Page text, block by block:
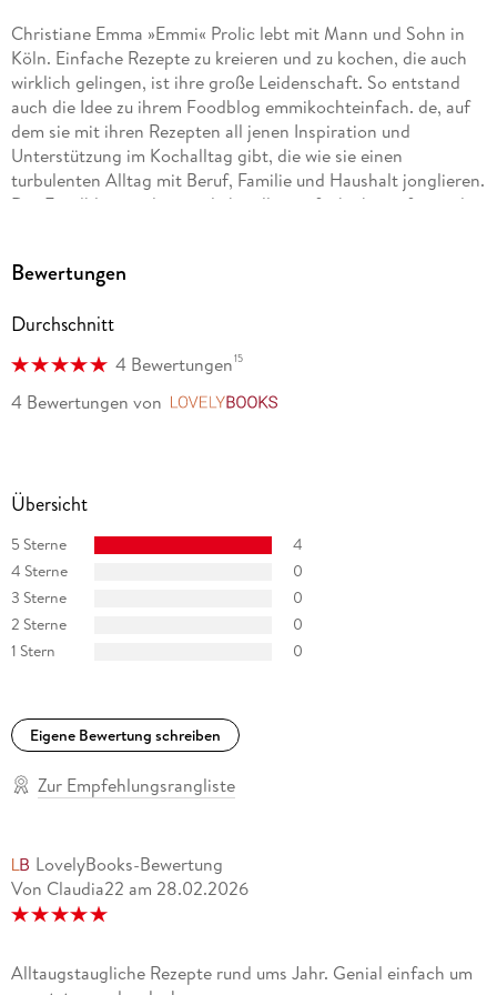
Christiane Emma »Emmi« Prolic lebt mit Mann und Sohn in
Köln. Einfache Rezepte zu kreieren und zu kochen, die auch
wirklich gelingen, ist ihre große Leidenschaft. So entstand
auch die Idee zu ihrem Foodblog emmikochteinfach. de, auf
dem sie mit ihren Rezepten all jenen Inspiration und
Unterstützung im Kochalltag gibt, die wie sie einen
turbulenten Alltag mit Beruf, Familie und Haushalt jonglieren.
Der Foodblog wird monatlich millionenfach abgerufen und
Mail-Newsletter. Folge Emmi auf Instagram:
Bewertungen
Durchschnitt
4 Bewertungen15
4 Bewertungen von
Übersicht
5 Sterne
4
4 Sterne
0
3 Sterne
0
2 Sterne
0
1 Stern
0
Eigene Bewertung schreiben
Zur Empfehlungsrangliste
LovelyBooks-Bewertung
Von Claudia22 am 28.02.2026
Alltaugstaugliche Rezepte rund ums Jahr. Genial einfach um